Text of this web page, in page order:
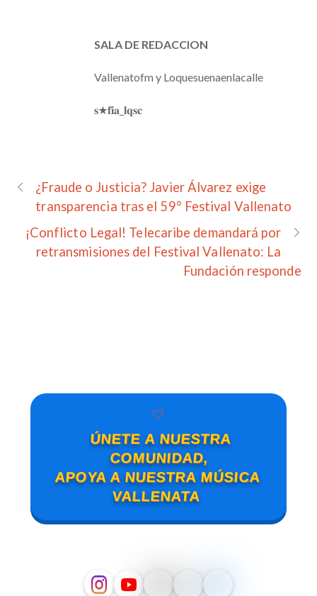
SALA DE REDACCION
Vallenatofm y Loquesuenaenlacalle
𝐬★𝐟𝐢𝐚_𝐥𝐪𝐬𝐜
¿Fraude o Justicia? Javier Álvarez exige
transparencia tras el 59° Festival Vallenato
¡Conflicto Legal! Telecaribe demandará por
retransmisiones del Festival Vallenato: La
Fundación responde
🤍
ÚNETE A NUESTRA
COMUNIDAD,
APOYA A NUESTRA MÚSICA
VALLENATA